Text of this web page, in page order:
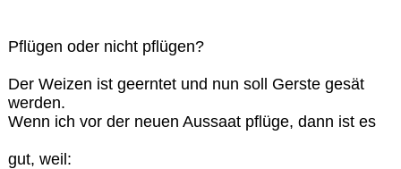
Pflügen oder nicht pflügen?
Der Weizen ist geerntet und nun soll Gerste gesät
werden.
Wenn ich vor der neuen Aussaat pflüge, dann ist es
gut, weil: